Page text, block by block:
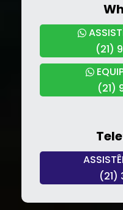
(21)
(21)
(21)